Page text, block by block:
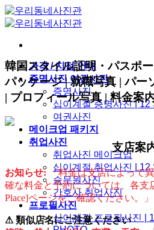
Skip
to
content
가격 / 지점 안내
증명사진 여권사진
증명사진
십이계절 증명사진 |
여권사진
메이크업 패키지
취업사진
취업사진 메이크업
십이계절 취업사진 |
승무원사진
간호사 취업사진
프로필사진
십이계절 프로필사진 |
韓国スタイル証明・パスポ
パッケージ | 就職写真 | パー
| プロフィール写真 | 料金案
支店案
お知らせ: 「料金は支店によって
確な料金と予約については、各支
Place]ページをご確認ください。」
⚠ 類似店名にご注意ください